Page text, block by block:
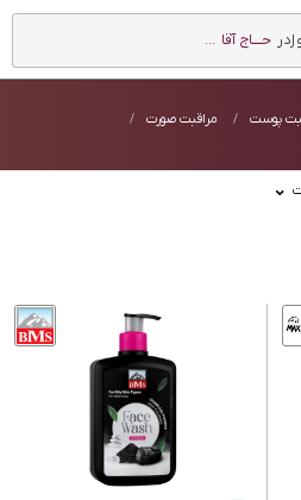
در حــــاج آقا ...
پوست
مراقبت صورت